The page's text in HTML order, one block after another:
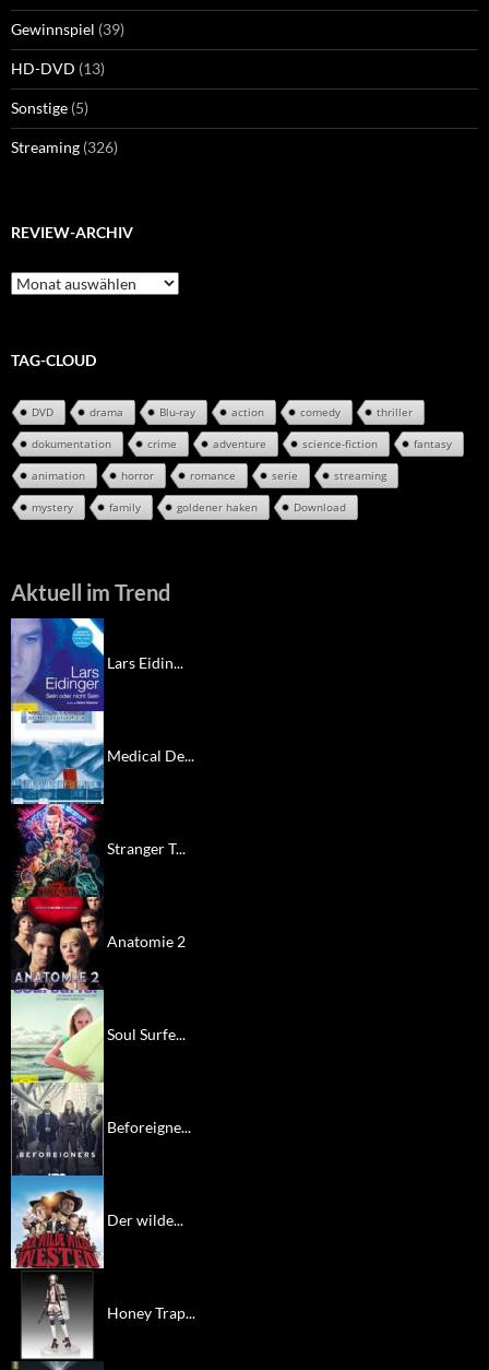
Gewinnspiel (39)
HD-DVD (13)
Sonstige (5)
Streaming (326)
REVIEW-ARCHIV
Review-
Archiv
TAG-CLOUD
DVD drama Blu-ray action comedy thriller
dokumentation crime adventure science-fiction fantasy
animation horror romance serie streaming
mystery family goldener haken Download
Aktuell im Trend
Lars Eidin...
Medical De...
Stranger T...
Anatomie 2
Soul Surfe...
Beforeigne...
Der wilde...
Honey Trap...